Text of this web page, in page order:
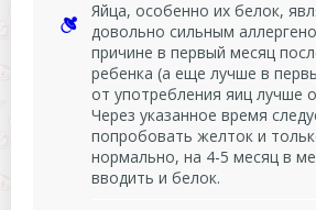
Яйца, особенно их белок,
довольно сильным
причине в первый месяц
ребенка (а еще лучше в
от употребления яиц лучше
Через указанное время
попробовать желток и
нормально, на 4-5 месяц в
вводить и белок.